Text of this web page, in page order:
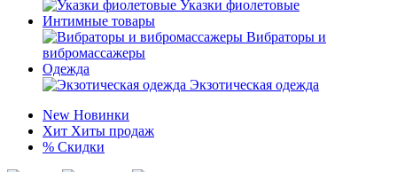
Указки фиолетовые
Интимные товары
Вибраторы и
вибромассажеры
Одежда
Экзотическая одежда
New Новинки
Хит Хиты продаж
% Скидки